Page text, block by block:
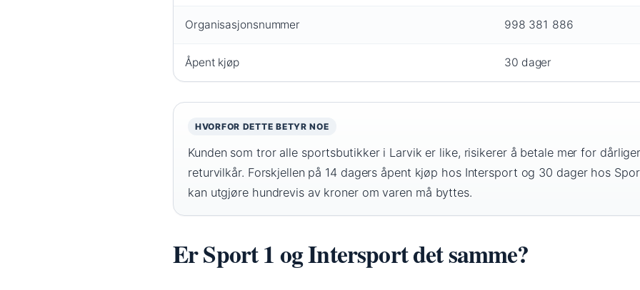
Organisasjonsnummer 998 381 886
Åpent kjøp 30 dager
HVORFOR DETTE BETYR NOE
Kunden som tror alle sportsbutikker i Larvik er like, risikerer å betale mer for
returvilkår. Forskjellen på 14 dagers åpent kjøp hos Intersport og 30 dager hos
kan utgjøre hundrevis av kroner om varen må byttes.
Er Sport 1 og Intersport det samme?